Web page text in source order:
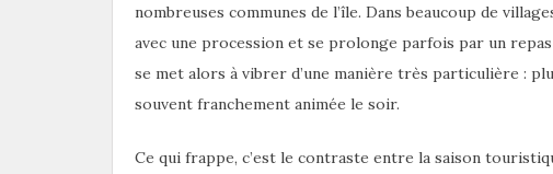
nombreuses communes de l’île. Dans beaucoup de
avec une procession et se prolonge parfois par un
se met alors à vibrer d’une manière très particulière :
souvent franchement animée le soir.
Ce qui frappe, c’est le contraste entre la saison